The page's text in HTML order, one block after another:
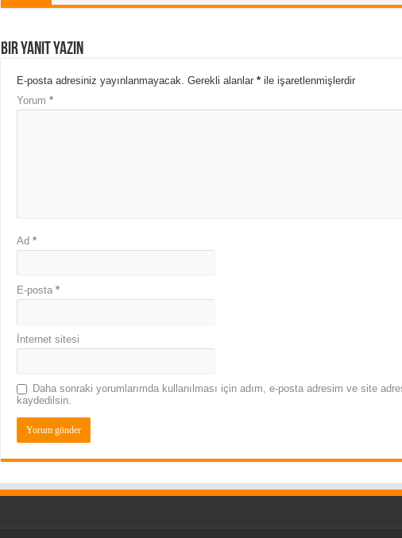
Bir yanıt yazın
E-posta adresiniz yayınlanmayacak. Gerekli alanlar *ile işaretlenmişlerdir
Yorum *
Ad *
E-posta *
İnternet sitesi
Daha sonraki yorumlarımda kullanılması için adım, e-posta adresim ve site
kaydedilsin.